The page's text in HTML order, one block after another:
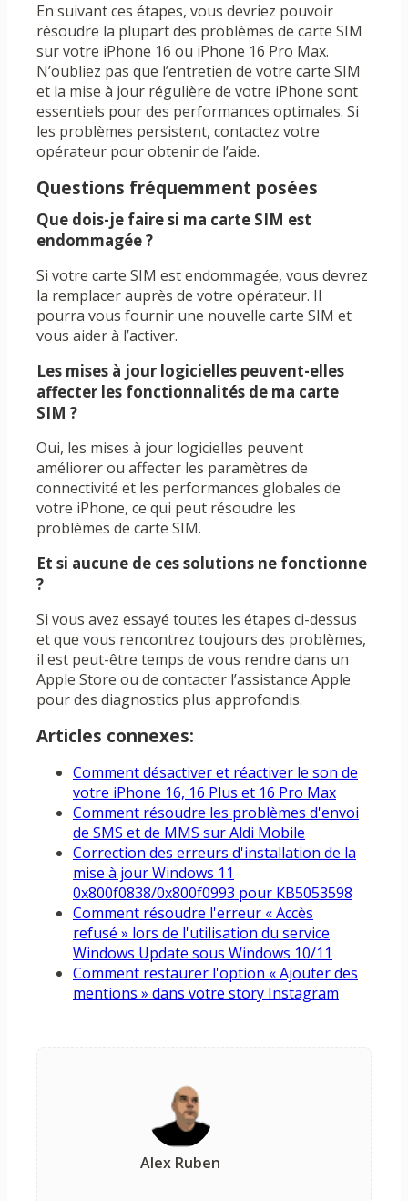
En suivant ces étapes, vous devriez pouvoir
résoudre la plupart des problèmes de carte SIM
sur votre iPhone 16 ou iPhone 16 Pro Max.
N’oubliez pas que l’entretien de votre carte SIM
et la mise à jour régulière de votre iPhone sont
essentiels pour des performances optimales. Si
les problèmes persistent, contactez votre
opérateur pour obtenir de l’aide.
Questions fréquemment posées
Que dois-je faire si ma carte SIM est
endommagée ?
Si votre carte SIM est endommagée, vous devrez
la remplacer auprès de votre opérateur. Il
pourra vous fournir une nouvelle carte SIM et
vous aider à l’activer.
Les mises à jour logicielles peuvent-elles
affecter les fonctionnalités de ma carte
SIM ?
Oui, les mises à jour logicielles peuvent
améliorer ou affecter les paramètres de
connectivité et les performances globales de
votre iPhone, ce qui peut résoudre les
problèmes de carte SIM.
Et si aucune de ces solutions ne fonctionne
?
Si vous avez essayé toutes les étapes ci-dessus
et que vous rencontrez toujours des problèmes,
il est peut-être temps de vous rendre dans un
Apple Store ou de contacter l’assistance Apple
pour des diagnostics plus approfondis.
Articles connexes:
Comment désactiver et réactiver le son de
votre iPhone 16, 16 Plus et 16 Pro Max
Comment résoudre les problèmes d'envoi
de SMS et de MMS sur Aldi Mobile
Correction des erreurs d'installation de la
mise à jour Windows 11
0x800f0838/0x800f0993 pour KB5053598
Comment résoudre l'erreur « Accès
refusé » lors de l'utilisation du service
Windows Update sous Windows 10/11
Comment restaurer l'option « Ajouter des
mentions » dans votre story Instagram
Alex Ruben